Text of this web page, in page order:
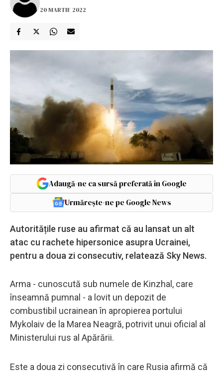
20 MARTIE 2022
Adaugă-ne ca sursă preferată în Google
Urmărește-ne pe Google News
Autoritățile ruse au afirmat că au lansat un alt
atac cu rachete hipersonice asupra Ucrainei,
pentru a doua zi consecutiv, relatează Sky News.
Arma - cunoscută sub numele de Kinzhal, care
înseamnă pumnal - a lovit un depozit de
combustibil ucrainean în apropierea portului
Mykolaiv de la Marea Neagră, potrivit unui oficial al
Ministerului rus al Apărării.
Este a doua zi consecutivă în care Rusia afirmă că